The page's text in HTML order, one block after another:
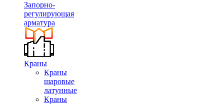
Запорно-
регулирующая
арматура
Краны
Краны
шаровые
латунные
Краны